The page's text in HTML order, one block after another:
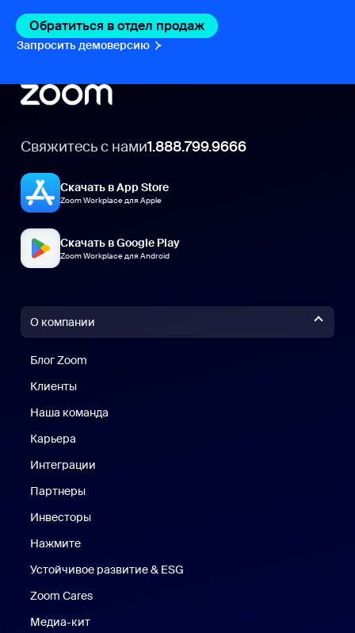
Обратиться в отдел продаж Обратиться в отдел
Запросить демоверсию Запросить демоверсию
Свяжитесь с нами1.888.799.9666
Скачать в App Store
Zoom Workplace для Apple
Скачать в Google Play
Zoom Workplace для Android
О компании
Блог Zoom
Клиенты
Наша команда
Карьера
Интеграции
Партнеры
Инвесторы
Нажмите
Устойчивое развитие & ESG
Zoom Cares
Медиа-кит